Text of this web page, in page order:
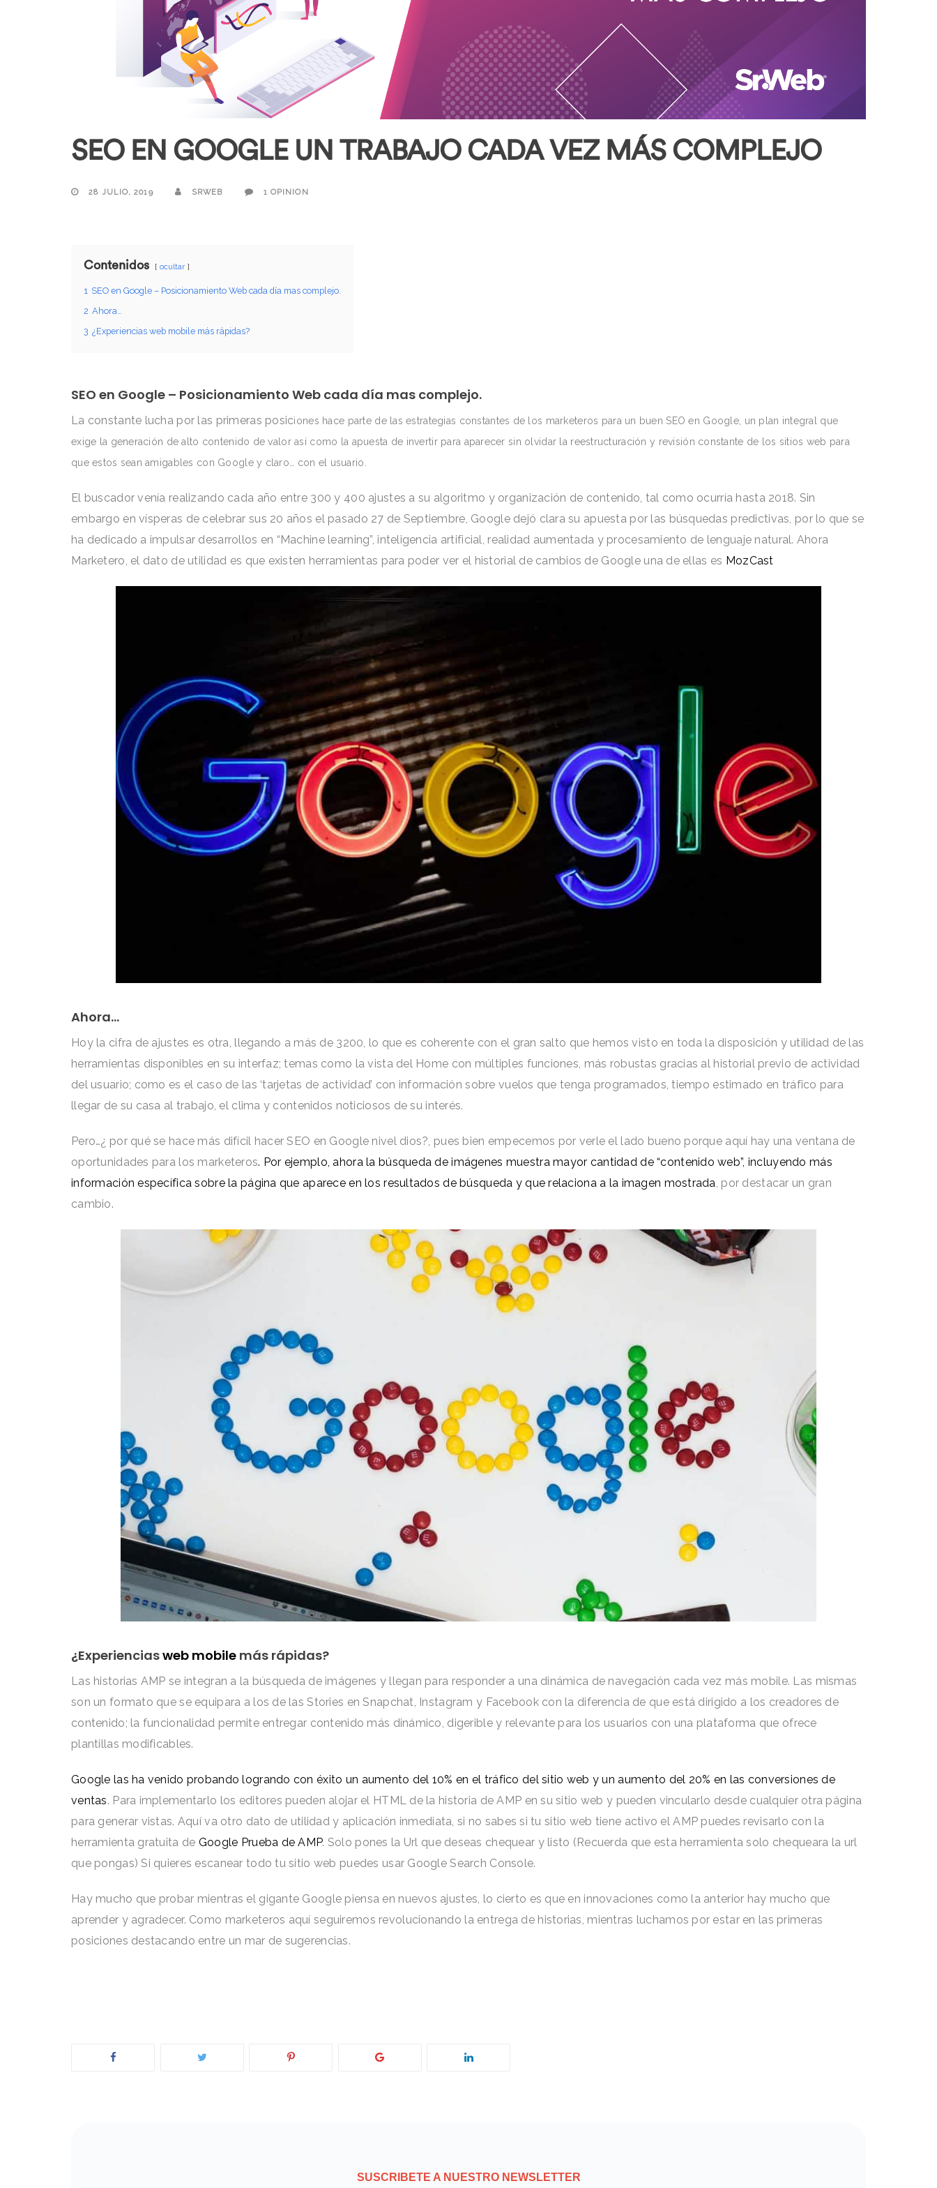
SEO EN GOOGLE UN TRABAJO CADA VEZ MÁS COMPLEJO
28 JULIO, 2019 SRWEB 1 OPINION
Contenidos ocultar
1 SEO en Google – Posicionamiento Web cada día mas complejo.
2 Ahora…
3 ¿Experiencias web mobile más rápidas?
SEO en Google – Posicionamiento Web cada día mas complejo.
La constante lucha por las primeras posiciones hace parte de las estrategias constantes de los marketeros para un buen SEO en Google, un plan integral que
exige la generación de alto contenido de valor así como la apuesta de invertir para aparecer sin olvidar la reestructuración y revisión constante de los sitios web para
que estos sean amigables con Google y claro… con el usuario.
El buscador venía realizando cada año entre 300 y 400 ajustes a su algoritmo y organización de contenido, tal como ocurría hasta 2018. Sin
embargo en vísperas de celebrar sus 20 años el pasado 27 de Septiembre, Google dejó clara su apuesta por las búsquedas predictivas, por lo que se
ha dedicado a impulsar desarrollos en “Machine learning”, inteligencia artificial, realidad aumentada y procesamiento de lenguaje natural. Ahora
Marketero, el dato de utilidad es que existen herramientas para poder ver el historial de cambios de Google una de ellas es MozCast
Ahora…
Hoy la cifra de ajustes es otra, llegando a más de 3200, lo que es coherente con el gran salto que hemos visto en toda la disposición y utilidad de las
herramientas disponibles en su interfaz; temas como la vista del Home con múltiples funciones, más robustas gracias al historial previo de actividad
del usuario; como es el caso de las ‘tarjetas de actividad’ con información sobre vuelos que tenga programados, tiempo estimado en tráfico para
llegar de su casa al trabajo, el clima y contenidos noticiosos de su interés.
Pero…¿ por qué se hace más difícil hacer SEO en Google nivel dios?, pues bien empecemos por verle el lado bueno porque aquí hay una ventana de
oportunidades para los marketeros. Por ejemplo, ahora la búsqueda de imágenes muestra mayor cantidad de “contenido web”, incluyendo más
información específica sobre la página que aparece en los resultados de búsqueda y que relaciona a la imagen mostrada, por destacar un gran
cambio.
¿Experienciasweb mobile más rápidas?
Las historias AMP se integran a la búsqueda de imágenes y llegan para responder a una dinámica de navegación cada vez más mobile. Las mismas
son un formato que se equipara a los de las Stories en Snapchat, Instagram y Facebook con la diferencia de que está dirigido a los creadores de
contenido; la funcionalidad permite entregar contenido más dinámico, digerible y relevante para los usuarios con una plataforma que ofrece
plantillas modificables.
Google las ha venido probando logrando con éxito un aumento del 10% en el tráfico del sitio web y un aumento del 20% en las conversiones de
ventas. Para implementarlo los editores pueden alojar el HTML de la historia de AMP en su sitio web y pueden vincularlo desde cualquier otra página
para generar vistas. Aquí va otro dato de utilidad y aplicación inmediata, si no sabes si tu sitio web tiene activo el AMP puedes revisarlo con la
herramienta gratuita de Google Prueba de AMP. Solo pones la Url que deseas chequear y listo (Recuerda que esta herramienta solo chequeara la url
que pongas) Si quieres escanear todo tu sitio web puedes usar Google Search Console.
Hay mucho que probar mientras el gigante Google piensa en nuevos ajustes, lo cierto es que en innovaciones como la anterior hay mucho que
aprender y agradecer. Como marketeros aquí seguiremos revolucionando la entrega de historias, mientras luchamos por estar en las primeras
posiciones destacando entre un mar de sugerencias.
SUSCRIBETE A NUESTRO NEWSLETTER